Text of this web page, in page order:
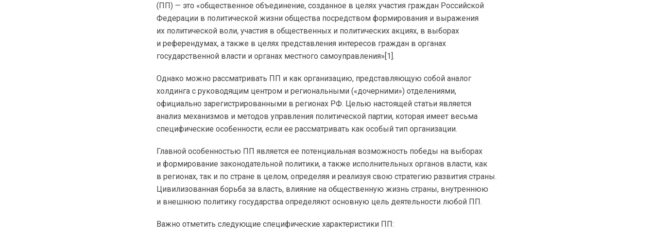
(ПП) — это «общественное объединение, созданное в целях участия граждан Российской
Федерации в политической жизни общества посредством формирования и выражения
их политической воли, участия в общественных и политических акциях, в выборах
и референдумах, а также в целях представления интересов граждан в органах
государственной власти и органах местного самоуправления»[1].
Однако можно рассматривать ПП и как организацию, представляющую собой аналог
холдинга с руководящим центром и региональными («дочерними») отделениями,
официально зарегистрированными в регионах РФ. Целью настоящей статьи является
анализ механизмов и методов управления политической партии, которая имеет весьма
специфические особенности, если ее рассматривать как особый тип организации.
Главной особенностью ПП является ее потенциальная возможность победы на выборах
и формирование законодательной политики, а также исполнительных органов власти, как
в регионах, так и по стране в целом, определяя и реализуя свою стратегию развития страны.
Цивилизованная борьба за власть, влияние на общественную жизнь страны, внутреннюю
и внешнюю политику государства определяют основную цель деятельности любой ПП.
Важно отметить следующие специфические характеристики ПП: